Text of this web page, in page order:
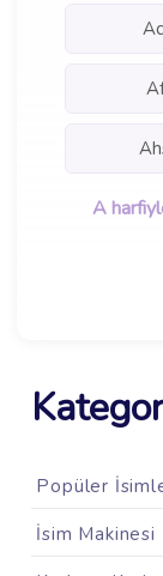
A
Popüler
İsim Makinesi